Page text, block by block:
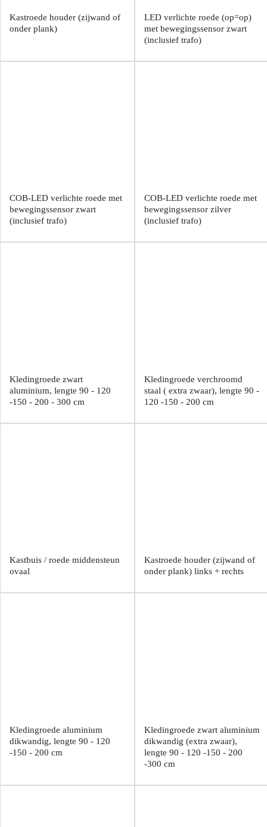
Kastroede houder (zijwand of
onder plank)
LED verlichte roede (op=op)
met bewegingssensor zwart
(inclusief trafo)
COB-LED verlichte roede met
bewegingssensor zwart
(inclusief trafo)
COB-LED verlichte roede met
bewegingssensor zilver
(inclusief trafo)
Kledingroede zwart
aluminium, lengte 90 - 120
-150 - 200 - 300 cm
Kledingroede verchroomd
staal ( extra zwaar), lengte 90 -
120 -150 - 200 cm
Kastbuis / roede middensteun
ovaal
Kastroede houder (zijwand of
onder plank) links + rechts
Kledingroede aluminium
dikwandig, lengte 90 - 120
-150 - 200 cm
Kledingroede zwart aluminium
dikwandig (extra zwaar),
lengte 90 - 120 -150 - 200
-300 cm